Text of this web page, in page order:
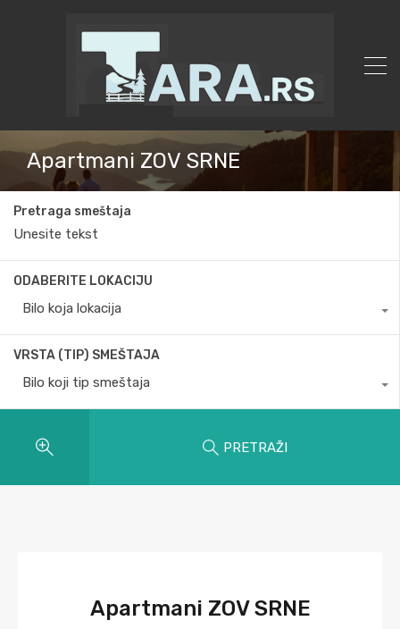
Apartmani ZOV SRNE
Pretraga smeštaja
ODABERITE LOKACIJU
Bilo koja lokacija
VRSTA (TIP) SMEŠTAJA
Bilo koji tip smeštaja
PRETRAŽI
Apartmani ZOV SRNE